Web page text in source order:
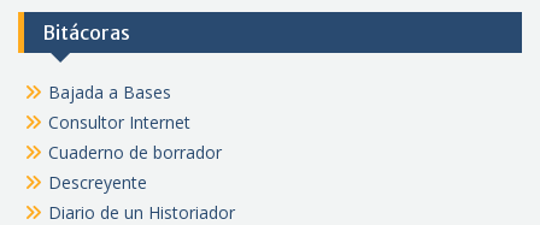
Bitácoras
Bajada a Bases
Consultor Internet
Cuaderno de borrador
Descreyente
Diario de un Historiador